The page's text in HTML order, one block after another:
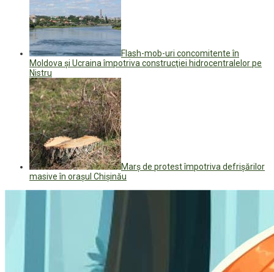
Flash-mob-uri concomitente în
Moldova şi Ucraina împotriva construcţiei hidrocentralelor pe
Nistru
Marș de protest împotriva defrișărilor
masive în orașul Chișinău